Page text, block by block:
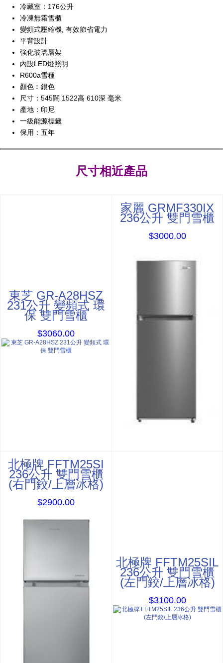
冷藏室：176公升
冷凍無霜雪櫃
變頻式壓縮機, 有效節省電力
平背設計
強化玻璃層架
內設LED燈照明
R600a雪種
顏色︰銀色
尺寸：545闊 1522高 610深 毫米
產地：印尼
一級能源標籤
保用：五年
尺寸相近產品
東芝 GR-A28HSZ
231公升 變頻式 環
保 雙門雪櫃
$3060.00
家麗 GRMF330IX
236公升 雙門雪櫃
$3000.00
北極牌 FFTM25SI
236公升 雙門雪櫃
(右門鉸/上層冰格)
$2900.00
北極牌 FFTM25SIL
236公升 雙門雪櫃
(左門鉸/上層冰格)
$3100.00